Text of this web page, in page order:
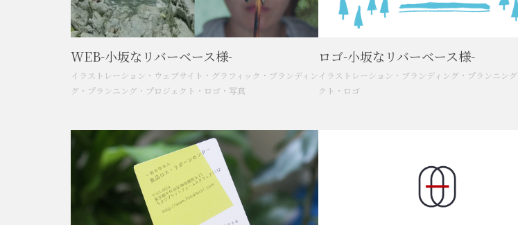
WEB-小坂なリバーベース様-
イラストレーション ・ ウェブサイト ・ グラフィック ・ ブランディン
グ ・ プランニング ・ プロジェクト ・ ロゴ ・ 写真
ロゴ-小坂なリバーベース様-
イラストレーション ・ ブランディング ・ プランニング
クト ・ ロゴ